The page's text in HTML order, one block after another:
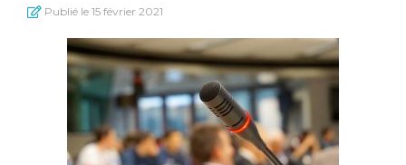
Publié le 15 février 2021